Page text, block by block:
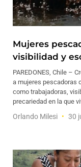
Mujeres
visibilidad y
PAREDONES, Chile –
a mujeres pescadoras
como trabajadoras,
precariedad en la que
Orlando Milesi 30